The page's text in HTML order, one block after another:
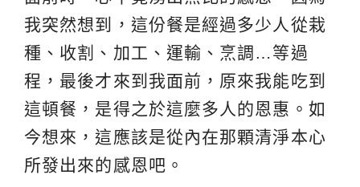
我突然想到，這份餐是經過多少人從栽
種、收割、加工、運輸、烹調…等過
程，最後才來到我面前，原來我能吃到
這頓餐，是得之於這麼多人的恩惠。如
今想來，這應該是從內在那顆清淨本心
所發出來的感恩吧。